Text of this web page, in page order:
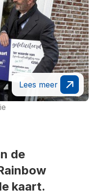
Lees meer
de
kaart.